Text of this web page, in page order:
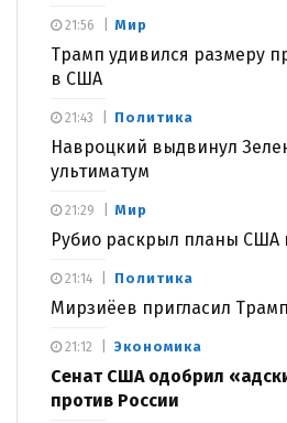
Мир
Трамп удивился размеру
в США
21:56
Политика
Навроцкий выдвинул
ультиматум
21:43
Мир
Рубио раскрыл планы США
21:29
Политика
Мирзиёев пригласил
21:14
Экономика
Сенат США одобрил
против России
21:12